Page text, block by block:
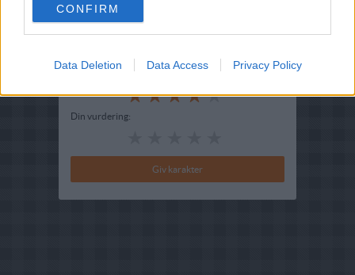
CONFIRM
Data Deletion Data Access Privacy Policy
2025-07-28
Brugernes vurdering:
Din vurdering: